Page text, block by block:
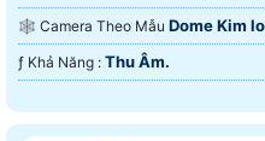
🕸️ Camera Theo Mẫu Dome Kim
️ƒ Khả Năng : Thu Âm.